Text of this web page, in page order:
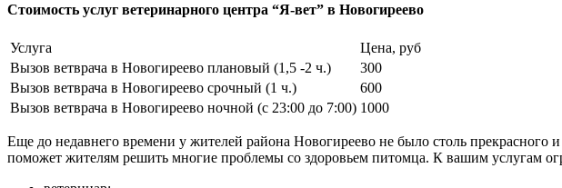
Стоимость услуг ветеринарного центра “Я-вет” в Новогиреево
Услуга
Цена, руб
Вызов ветврача в Новогиреево плановый (1,5 -2 ч.)
300
Вызов ветврача в Новогиреево срочный (1 ч.)
600
Вызов ветврача в Новогиреево ночной (с 23:00 до 7:00) 1000
Еще до недавнего времени у жителей района Новогиреево не было столь прекрасного
поможет жителям решить многие проблемы со здоровьем питомца. К вашим услугам